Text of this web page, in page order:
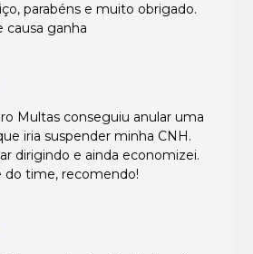
parabéns e muito obrigado.
causa ganha
Multas conseguiu anular uma
iria suspender minha CNH.
dirigindo e ainda economizei.
do time, recomendo!